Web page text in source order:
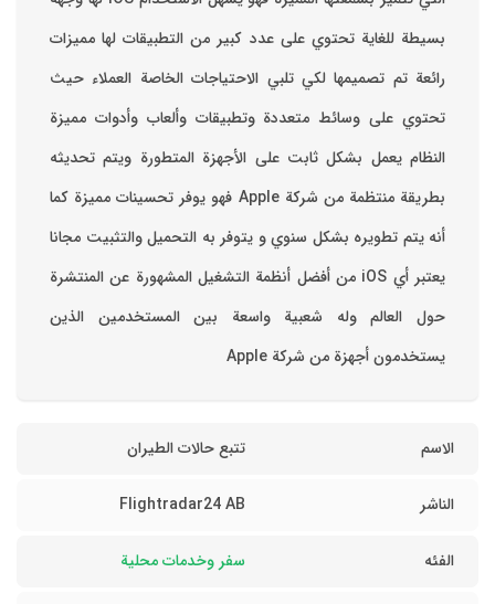
بسيطة للغاية تحتوي على عدد كبير من التطبيقات لها مميزات
رائعة تم تصميمها لكي تلبي الاحتياجات الخاصة العملاء حيث
تحتوي على وسائط متعددة وتطبيقات وألعاب وأدوات مميزة
‏النظام يعمل بشكل ثابت على الأجهزة المتطورة ويتم تحديثه
بطريقة منتظمة من شركة Apple فهو يوفر تحسينات مميزة كما
أنه يتم تطويره بشكل سنوي و يتوفر به التحميل والتثبيت مجانا
‏يعتبر أي iOS من أفضل أنظمة التشغيل المشهورة عن المنتشرة
حول العالم وله شعبية واسعة بين المستخدمين الذين
يستخدمون أجهزة من شركة Apple
الاسم تتبع حالات الطيران
الناشر Flightradar24 AB
الفئه سفر وخدمات محلية